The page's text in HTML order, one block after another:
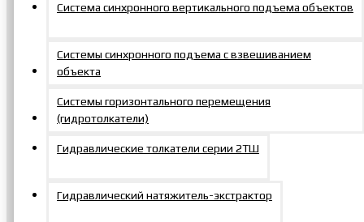
Система синхронного вертикального подъема объектов
Системы синхронного подъема с взвешиванием
объекта
Системы горизонтального перемещения
(гидротолкатели)
Гидравлические толкатели серии 2ТШ
Гидравлический натяжитель-экстрактор
Контакты
Покупателям
Вход
Регистрация
Избранное